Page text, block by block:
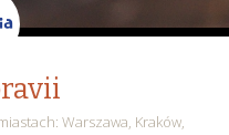
Warszawa, Kraków,